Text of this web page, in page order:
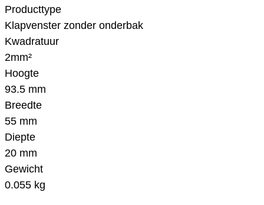
Producttype
Klapvenster zonder onderbak
Kwadratuur
2mm²
Hoogte
93.5 mm
Breedte
55 mm
Diepte
20 mm
Gewicht
0.055 kg